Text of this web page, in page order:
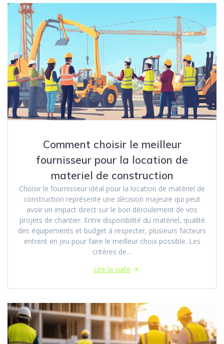
Comment choisir le meilleur
fournisseur pour la location de
materiel de construction
Choisir le fournisseur idéal pour la location de matériel de
construction représente une décision majeure qui peut
avoir un impact direct sur le bon déroulement de vos
projets de chantier. Entre disponibilité du matériel, qualité
des équipements et budget à respecter, plusieurs facteurs
entrent en jeu pour faire le meilleur choix possible. Les
critères de…
Lire la suite